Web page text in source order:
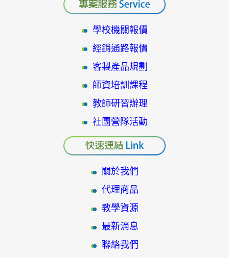
學校機關報價
經銷通路報價
客製產品規劃
師資培訓課程
教師研習辦理
社團營隊活動
關於我們
代理商品
教學資源
最新消息
聯絡我們